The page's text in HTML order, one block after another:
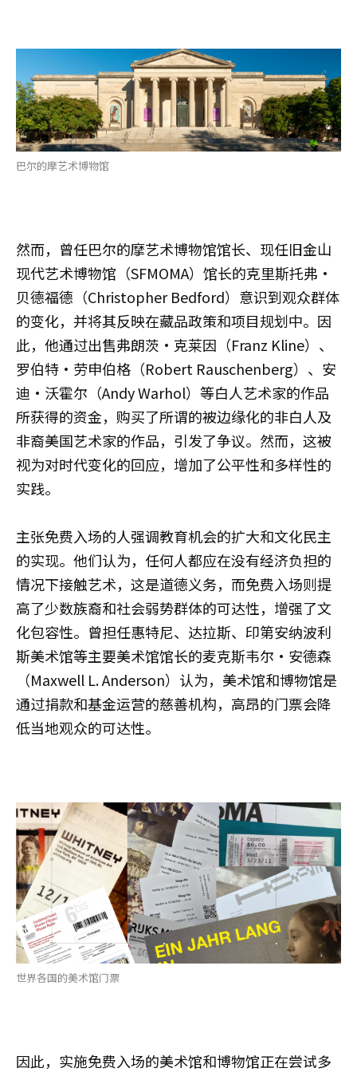
巴尔的摩艺术博物馆
然而，曾任巴尔的摩艺术博物馆馆长、现任旧金山
现代艺术博物馆（SFMOMA）馆长的克里斯托弗·
贝德福德（Christopher Bedford）意识到观众群体
的变化，并将其反映在藏品政策和项目规划中。因
此，他通过出售弗朗茨·克莱因（Franz Kline）、
罗伯特·劳申伯格（Robert Rauschenberg）、安
迪·沃霍尔（Andy Warhol）等白人艺术家的作品
所获得的资金，购买了所谓的被边缘化的非白人及
非裔美国艺术家的作品，引发了争议。然而，这被
视为对时代变化的回应，增加了公平性和多样性的
实践。
主张免费入场的人强调教育机会的扩大和文化民主
的实现。他们认为，任何人都应在没有经济负担的
情况下接触艺术，这是道德义务，而免费入场则提
高了少数族裔和社会弱势群体的可达性，增强了文
化包容性。曾担任惠特尼、达拉斯、印第安纳波利
斯美术馆等主要美术馆馆长的麦克斯韦尔·安德森
（Maxwell L. Anderson）认为，美术馆和博物馆是
通过捐款和基金运营的慈善机构，高昂的门票会降
低当地观众的可达性。
世界各国的美术馆门票
因此，实施免费入场的美术馆和博物馆正在尝试多